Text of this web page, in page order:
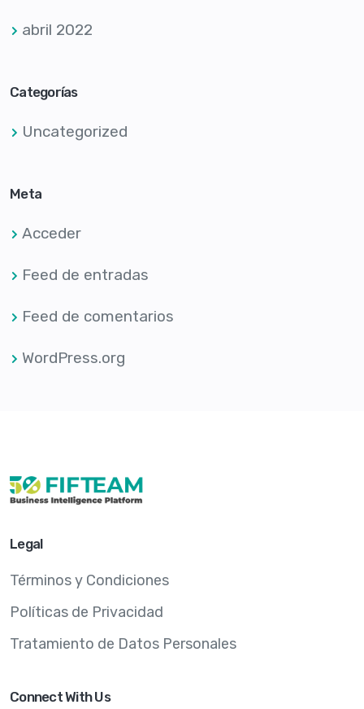
abril 2022
Categorías
Uncategorized
Meta
Acceder
Feed de entradas
Feed de comentarios
WordPress.org
Legal
Términos y Condiciones
Políticas de Privacidad
Tratamiento de Datos Personales
Connect With Us